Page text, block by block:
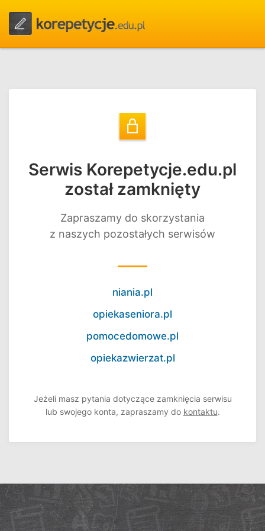
Serwis Korepetycje.edu.pl
został zamknięty
Zapraszamy do skorzystania
z naszych pozostałych serwisów
niania.pl
opiekaseniora.pl
pomocedomowe.pl
opiekazwierzat.pl
Jeżeli masz pytania dotyczące zamknięcia serwisu
lub swojego konta, zapraszamy do kontaktu.